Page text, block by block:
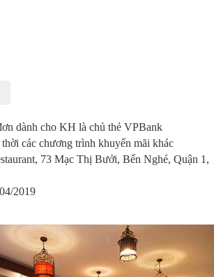
dành cho KH là chủ thẻ VPBank
các chương trình khuyến mãi khác
73 Mạc Thị Bưởi, Bến Nghé, Quận 1,
2019